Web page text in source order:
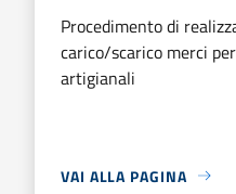
Procedimento di
carico/scarico merci
artigianali
VAI ALLA PAGINA